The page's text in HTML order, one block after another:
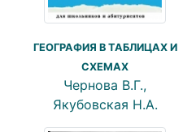
ГЕОГРАФИЯ В ТАБЛИЦАХ И
СХЕМАХ
Чернова В.Г.,
Якубовская Н.А.